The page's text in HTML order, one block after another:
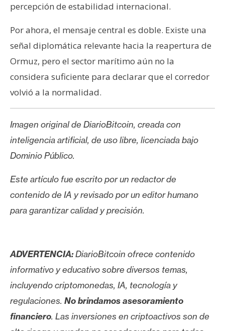
percepción de estabilidad internacional.
Por ahora, el mensaje central es doble. Existe una
señal diplomática relevante hacia la reapertura de
Ormuz, pero el sector marítimo aún no la
considera suficiente para declarar que el corredor
volvió a la normalidad.
Imagen original de DiarioBitcoin, creada con
inteligencia artificial, de uso libre, licenciada bajo
Dominio Público.
Este artículo fue escrito por un redactor de
contenido de IA y revisado por un editor humano
para garantizar calidad y precisión.
ADVERTENCIA:DiarioBitcoin ofrece contenido
informativo y educativo sobre diversos temas,
incluyendo criptomonedas, IA, tecnología y
regulaciones. No brindamos asesoramiento
financiero. Las inversiones en criptoactivos son de